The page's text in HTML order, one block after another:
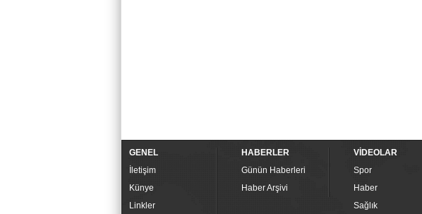
GENEL
İletişim
Künye
Linkler
HABERLER
Günün Haberleri
Haber Arşivi
VİDEOLAR
Spor
Haber
Sağlık